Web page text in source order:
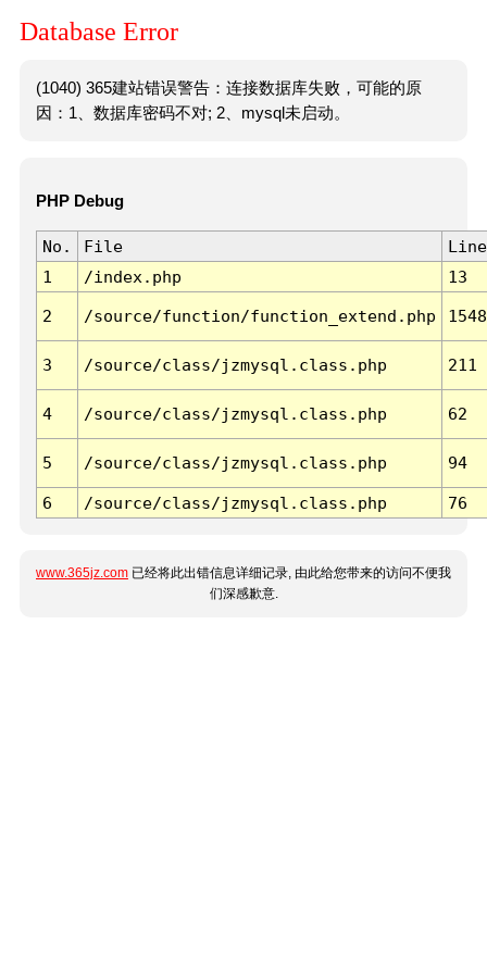
Database Error
(1040) 365建站错误警告：连接数据库失败，可能的原
因：1、数据库密码不对; 2、mysql未启动。
PHP Debug
No. File
Line
1
/index.php 13
2 /source/function/function_extend.php 1548
3 /source/class/jzmysql.class.php 211
4 /source/class/jzmysql.class.php 62
5 /source/class/jzmysql.class.php 94
6 /source/class/jzmysql.class.php 76
www.365jz.com 已经将此出错信息详细记录, 由此给您带来的访问不便我
们深感歉意.